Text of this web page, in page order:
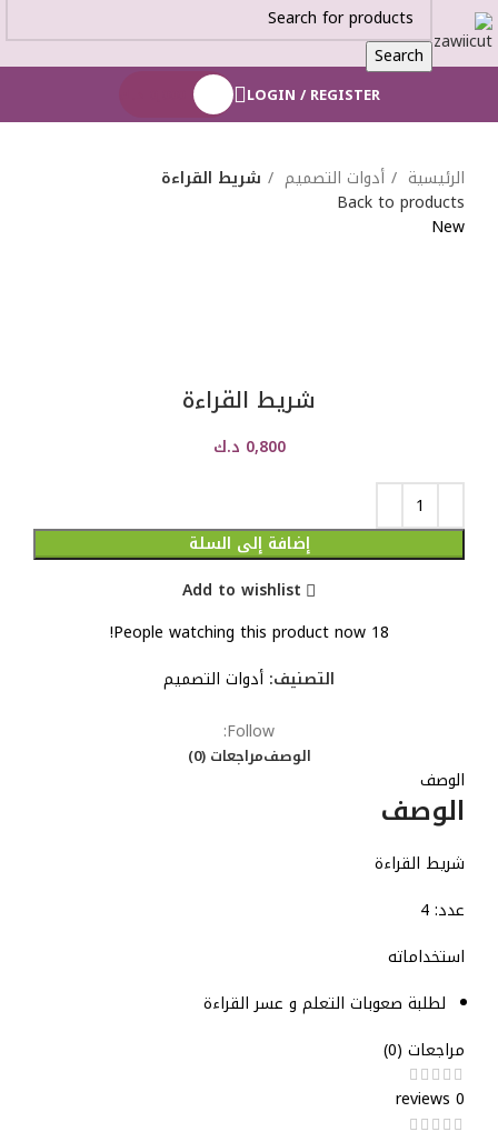
Search
LOGIN / REGISTER
الرئيسية أدوات التصميم
شريط القراءة
Back to products
New
شريط القراءة
0,800 د.ك
إضافة إلى السلة
Add to wishlist
18
People watching this product now!
التصنيف: أدوات التصميم
Follow:
الوصفمراجعات (0)
الوصف
الوصف
شريط القراءة
عدد: 4
استخداماته
لطلبة صعوبات التعلم و عسر القراءة
مراجعات (0)
0 reviews